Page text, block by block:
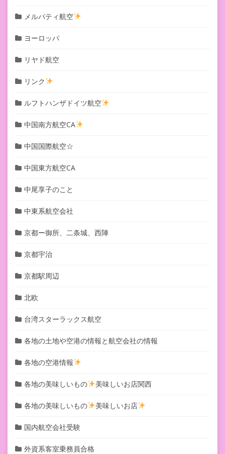
メルパティ航空
ヨーロッパ
リヤド航空
リンク
ルフトハンザドイツ航空
中国南方航空CA
中国国際航空☆
中国東方航空CA
中尾享子のこと
中東系航空会社
京都ー御所、二条城、西陣
京都宇治
京都駅周辺
北欧
台湾スターラックス航空
各地の土地や空港の情報と航空会社の情報
各地の空港情報
各地の美味しいもの 美味しいお店関西
各地の美味しいもの 美味しいお店
国内航空会社受験
外資系客室乗務員合格